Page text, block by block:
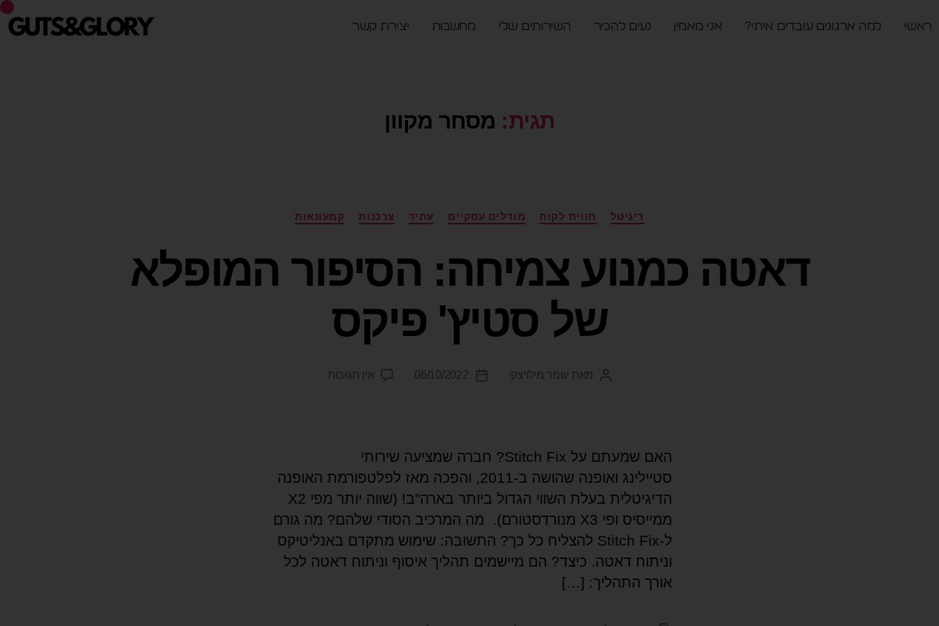
ראשי למה ארגונים עובדים איתי? אני מאמין נעים להכיר השירותים שלי מחשבות יצירת קשר
תגית: מסחר מקוון
דיגיטל חווית לקוח מודלים עסקיים עתיד צרכנות קמעונאות
דאטה כמנוע צמיחה: הסיפור המופלא
של סטיץ' פיקס
מאת עומר מילויצקי 06/10/2022 אין תגובות
האם שמעתם על Stitch Fix? חברה שמציעה שירותי
סטיילינג ואופנה שהושה ב-2011, והפכה מאז לפלטפורמת האופנה
הדיגיטלית בעלת השווי הגדול ביותר בארה"ב! (שווה יותר מפי X2
ממייסיס ופי X3 מנורדסטורם). מה המרכיב הסודי שלהם? מה גורם
ל-Stitch Fix להצליח כל כך? התשובה: שימוש מתקדם באנליטיקס
וניתוח דאטה. כיצד? הם מיישמים תהליך איסוף וניתוח דאטה לכל
אורך התהליך: […]